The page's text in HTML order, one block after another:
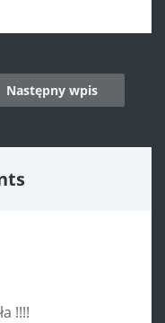
Następny wpis
!!!!